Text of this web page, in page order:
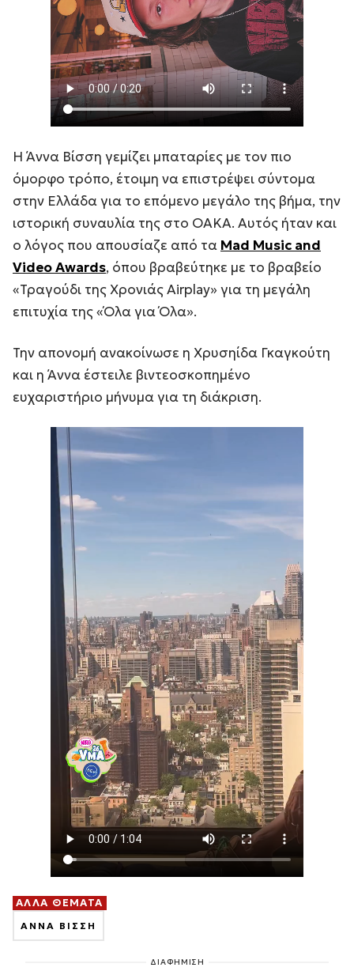
Η Άννα Βίσση γεμίζει μπαταρίες με τον πιο
όμορφο τρόπο, έτοιμη να επιστρέψει σύντομα
στην Ελλάδα για το επόμενο μεγάλο της βήμα, την
ιστορική συναυλία της στο ΟΑΚΑ. Αυτός ήταν και
ο λόγος που απουσίαζε από τα Mad Music and
Video Awards, όπου βραβεύτηκε με το βραβείο
«Τραγούδι της Χρονιάς Airplay» για τη μεγάλη
επιτυχία της «Όλα για Όλα».
Την απονομή ανακοίνωσε η Χρυσηίδα Γκαγκούτη
και η Άννα έστειλε βιντεοσκοπημένο
ευχαριστήριο μήνυμα για τη διάκριση.
ΑΛΛΑ ΘΕΜΑΤΑ
ΑΝΝΑ ΒΙΣΣΗ
ΔΙΑΦΗΜΙΣΗ